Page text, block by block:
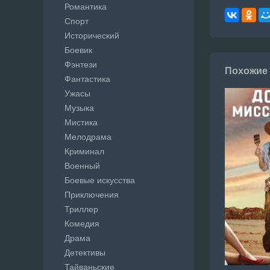
Похожие
Романтика
Спорт
Исторический
Боевик
Фэнтези
Фантастика
Ужасы
Музыка
Мистика
Мелодрама
Криминал
Военный
Боевые искусства
Приключения
Триллер
Комедия
Драма
Детективы
Тайваньские